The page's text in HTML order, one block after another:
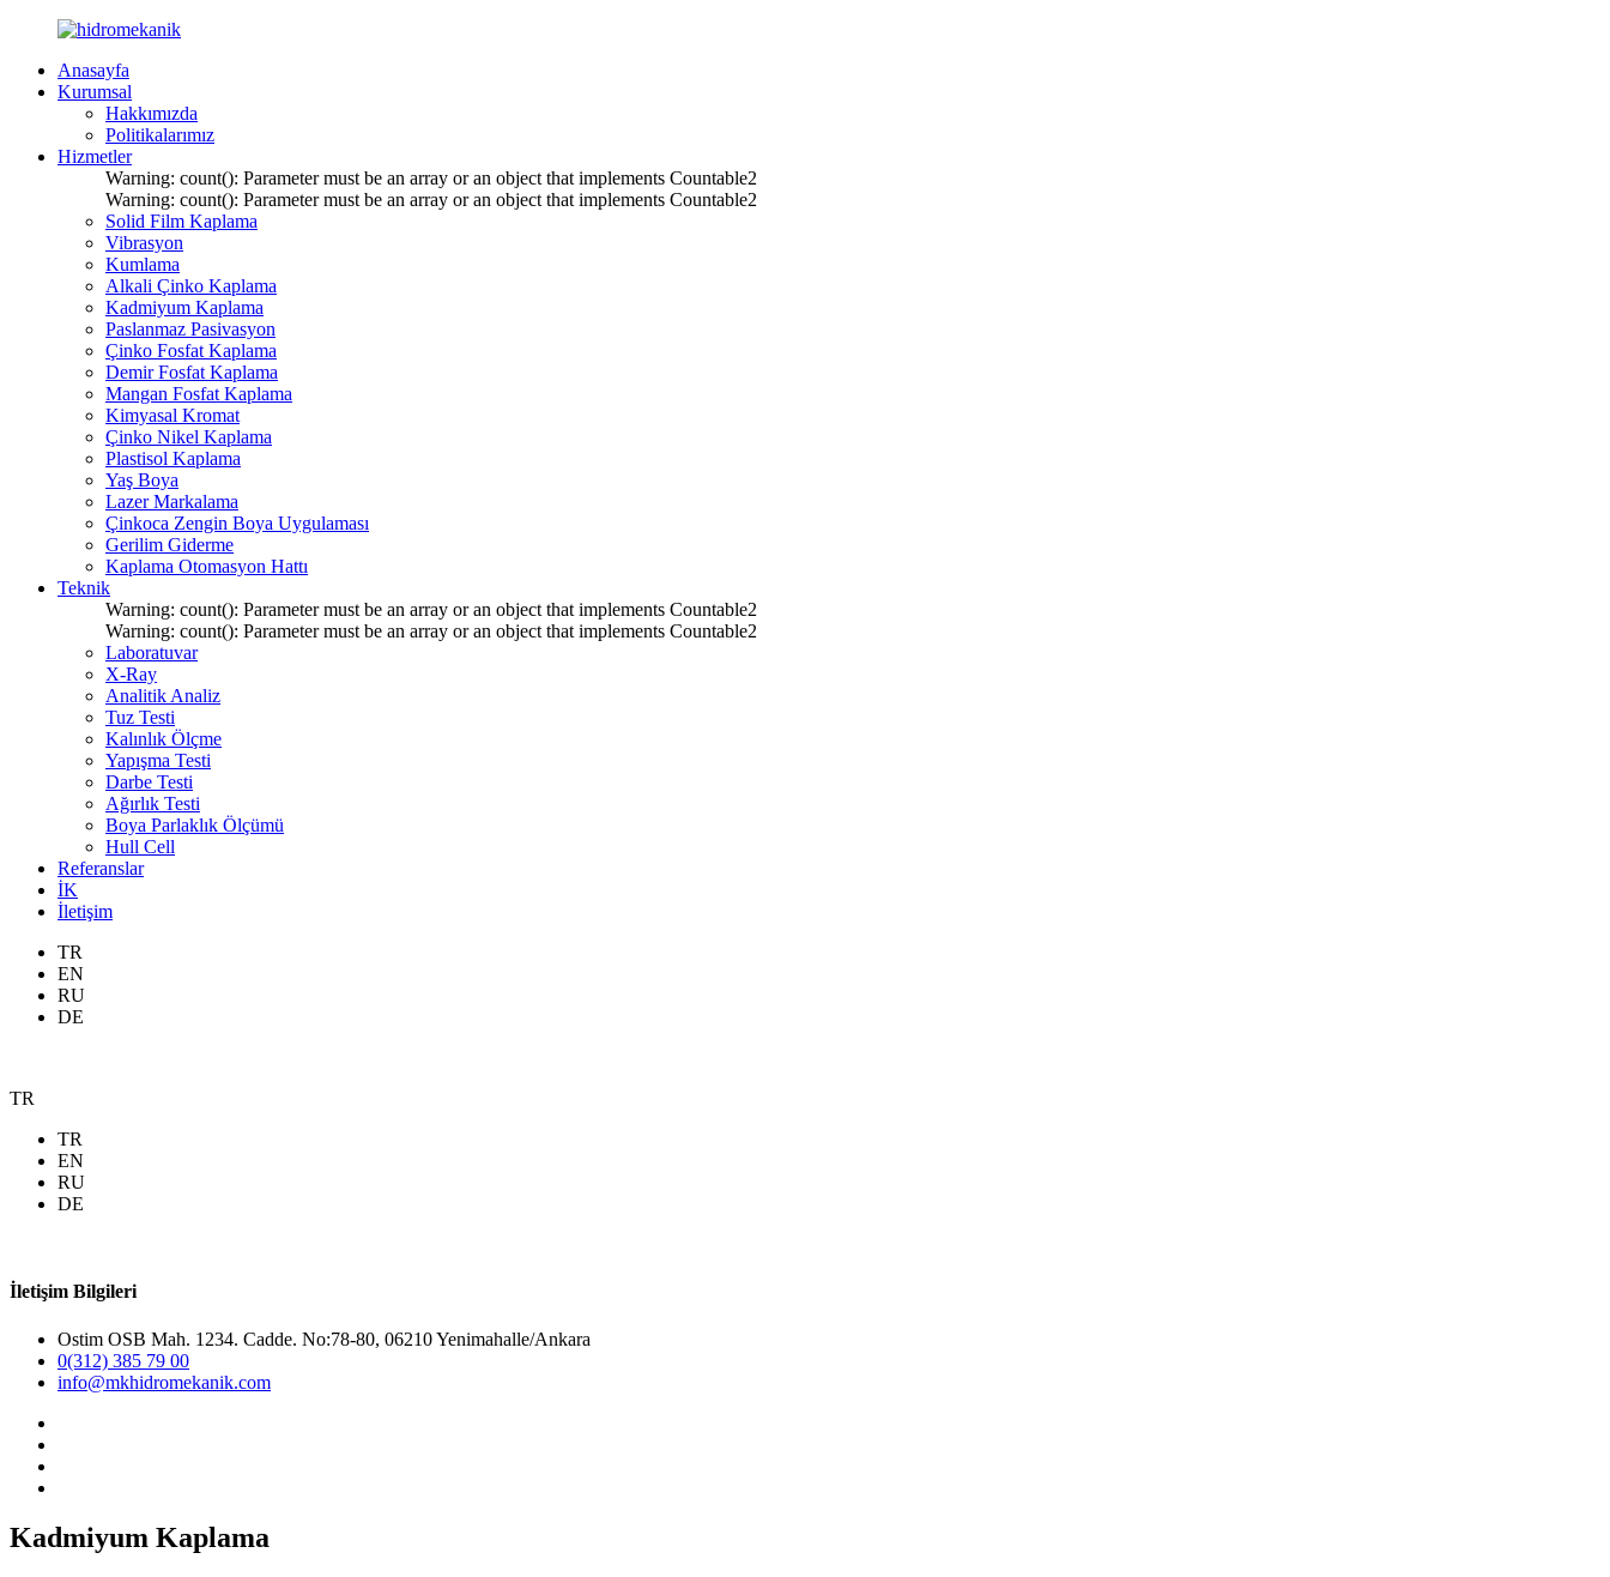
Anasayfa
Kurumsal
Hakkımızda
Politikalarımız
Hizmetler
Warning: count(): Parameter must be an array or an object that implements Countable2
Warning: count(): Parameter must be an array or an object that implements Countable2
Solid Film Kaplama
Vibrasyon
Kumlama
Alkali Çinko Kaplama
Kadmiyum Kaplama
Paslanmaz Pasivasyon
Çinko Fosfat Kaplama
Demir Fosfat Kaplama
Mangan Fosfat Kaplama
Kimyasal Kromat
Çinko Nikel Kaplama
Plastisol Kaplama
Yaş Boya
Lazer Markalama
Çinkoca Zengin Boya Uygulaması
Gerilim Giderme
Kaplama Otomasyon Hattı
Teknik
Warning: count(): Parameter must be an array or an object that implements Countable2
Warning: count(): Parameter must be an array or an object that implements Countable2
Laboratuvar
X-Ray
Analitik Analiz
Tuz Testi
Kalınlık Ölçme
Yapışma Testi
Darbe Testi
Ağırlık Testi
Boya Parlaklık Ölçümü
Hull Cell
Referanslar
İK
İletişim
TR
EN
RU
DE
TR
TR
EN
RU
DE
İletişim Bilgileri
Ostim OSB Mah. 1234. Cadde. No:78-80, 06210 Yenimahalle/Ankara
0(312) 385 79 00
info@mkhidromekanik.com
Kadmiyum Kaplama